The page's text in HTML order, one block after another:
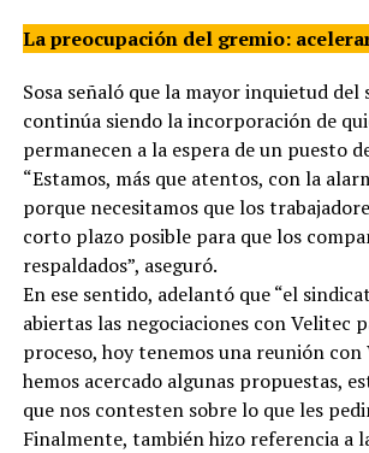
La preocupación del gremio:
Sosa señaló que la mayor inquietud del
continúa siendo la incorporación de
permanecen a la espera de un puesto
“Estamos, más que atentos, con la
porque necesitamos que los
corto plazo posible para que los
respaldados”, aseguró.
En ese sentido, adelantó que “el
abiertas las negociaciones con Velitec
proceso, hoy tenemos una reunión
hemos acercado algunas propuestas,
que nos contesten sobre lo que les
Finalmente, también hizo referencia a